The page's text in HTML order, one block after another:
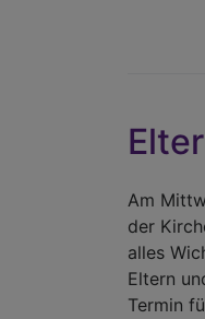
Am
der
alles
Eltern
Termin